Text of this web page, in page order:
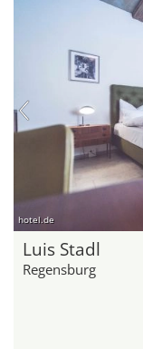
hotel.de
Luis Stadl
Regensburg